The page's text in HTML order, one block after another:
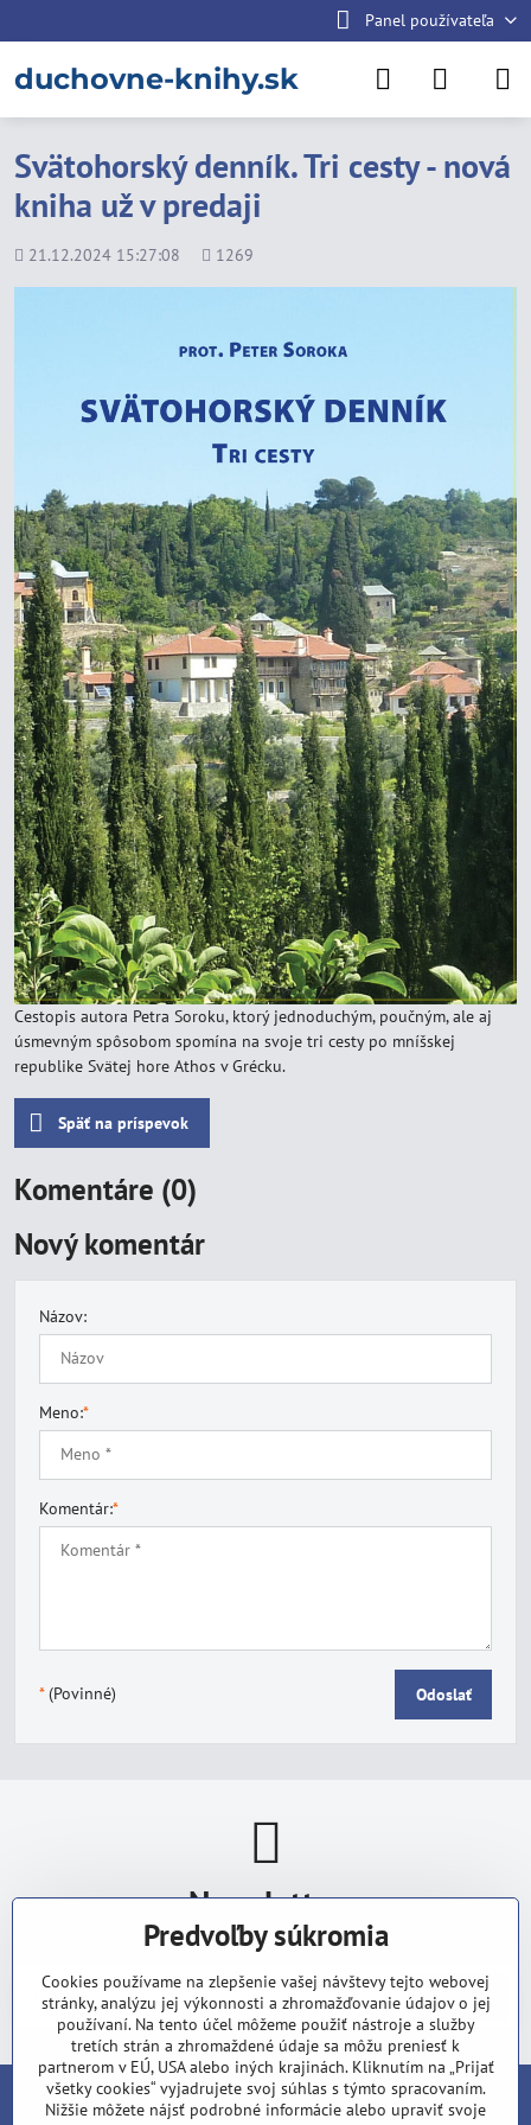
Panel používateľa
duchovne-knihy.sk
Svätohorský denník. Tri cesty - nová
kniha už v predaji
Pridané
21.12.2024 15:27:08
Počet
1269
Cestopis autora Petra Soroku, ktorý jednoduchým, poučným, ale aj
úsmevným spôsobom spomína na svoje tri cesty po mníšskej
republike Svätej hore Athos v Grécku.
Späť na príspevok
Komentáre (0)
Nový komentár
Názov:
Meno:*
Komentár:*
*(Povinné) Odoslať
Newsletter
Odoberať naše novinky:
Odoberať
V dobe, keď všade vládne zhon a stres, je načase zastaviť sa a
Predvoľby súkromia
Cookies používame na zlepšenie vašej návštevy tejto webovej
stránky, analýzu jej výkonnosti a zhromažďovanie údajov o jej
používaní. Na tento účel môžeme použiť nástroje a služby
tretích strán a zhromaždené údaje sa môžu preniesť k
partnerom v EÚ, USA alebo iných krajinách. Kliknutím na „Prijať
všetky cookies“ vyjadrujete svoj súhlas s týmto spracovaním.
Nižšie môžete nájsť podrobné informácie alebo upraviť svoje